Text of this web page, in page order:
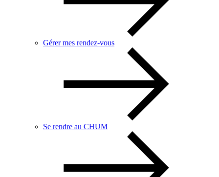
Gérer mes rendez-vous
Se rendre au CHUM